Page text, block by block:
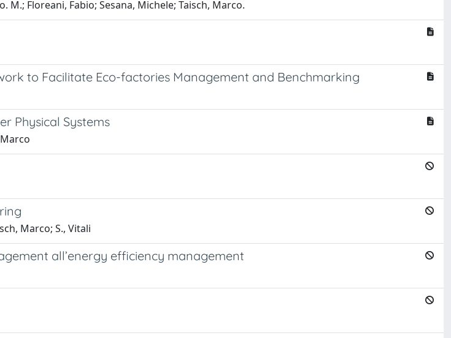
M.; Floreani, Fabio; Sesana, Michele; Taisch, Marco.
to Facilitate Eco-factories Management and Benchmarking
Physical Systems
Marco; S., Vitali
all’energy efficiency management